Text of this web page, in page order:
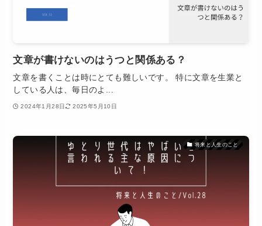
文章が書けないのはうつと関係ある？
文章を書くことは時にとても難しいです。 特に文章を生業と
している人は、毎日のよ...
2024年1月28日 2025年5月10日
将来と人生のこと